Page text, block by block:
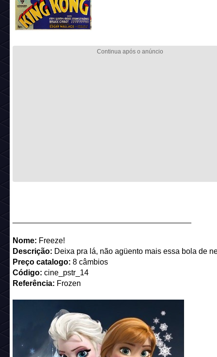
Código:cine_pstr_13
Referência:King Kong